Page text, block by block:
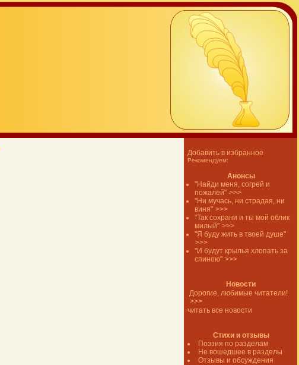
Добавить в избранное
Рекомендуем:
Анонсы
"Найди меня, согрей и
пожалей" >>>
"Ни мучась, ни страдая, ни
виня" >>>
"Так сохрани и ты мой облик
милый" >>>
"Я буду жить в твоей душе"
>>>
"И будут крылья хлопать за
спиною" >>>
Новости
Дорогие, любимые читатели!
>>>
читать все новости
Стихи и отзывы
Поэзия по разделам
Не вошедшее в разделы
Отзывы и обсуждения